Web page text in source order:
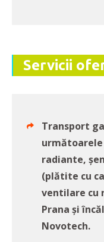
Servicii
Transport
următoarele
radiante,
(plătite cu
ventilare cu
Prana și
Novotech.